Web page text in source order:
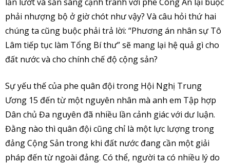
phải nhượng bộ ở giờ chót như vậy? Và câu hỏi thứ hai
chúng ta cũng buộc phải trả lời: “Phương án nhân sự Tô
Lâm tiếp tục làm Tổng Bí thư” sẽ mang lại hệ quả gì cho
đất nước và cho chính chế độ cộng sản?
Sự yếu thế của phe quân đội trong Hội Nghị Trung
Ương 15 đến từ một nguyên nhân mà anh em Tập hợp
Dân chủ Đa nguyên đã nhiều lần cảnh giác với dư luận.
Đằng nào thì quân đội cũng chỉ là một lực lượng trong
đảng Cộng Sản trong khi đất nước đang cần một giải
pháp đến từ ngoài đảng. Có thể, người ta có nhiều lý do